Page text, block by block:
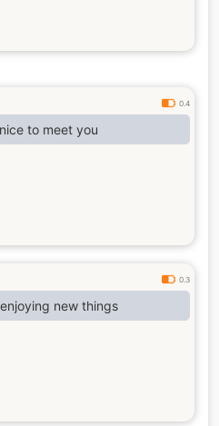
0.4
to meet you
0.3
new things